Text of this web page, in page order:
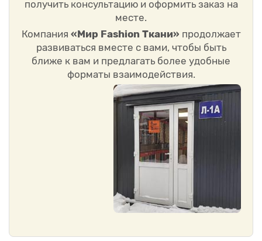
получить консультацию и оформить заказ на
месте.
Компания «Мир Fashion Ткани» продолжает
развиваться вместе с вами, чтобы быть
ближе к вам и предлагать более удобные
форматы взаимодействия.